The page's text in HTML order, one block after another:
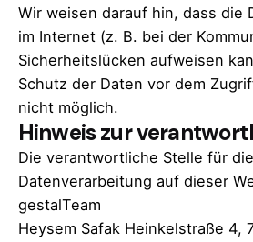
Wir weisen darauf hin, dass die
im Internet (z. B. bei der
Sicherheitslücken aufweisen
Schutz der Daten vor dem
nicht möglich.
Hinweis zur
Die verantwortliche Stelle für die
Datenverarbeitung auf dieser
gestalTeam
Heysem Safak Heinkelstraße 4,